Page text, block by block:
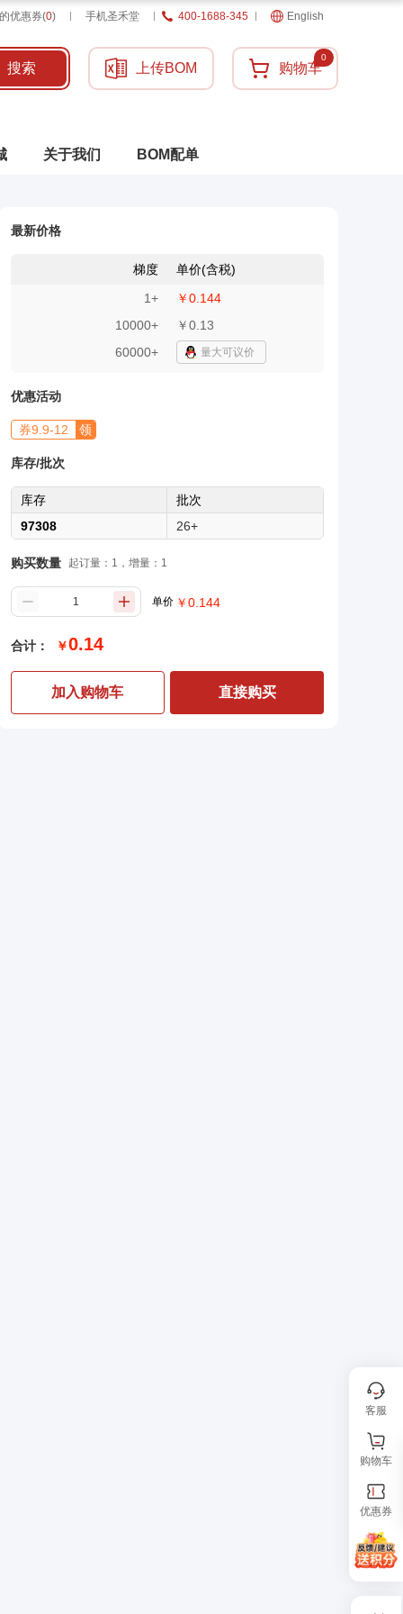
优惠券(0) 手机圣禾堂 400-1688-345 English
搜索 上传BOM 购物车
0
关于我们 BOM配单
最新价格
梯度
单价(含税)
1+
￥0.144
10000+
￥0.13
60000+
量大可议价
优惠活动
券9.9-12 领
库存/批次
库存
批次
97308
26+
购买数量 起订量：1，增量：1
单价 ￥0.144
合计： ￥0.14
加入购物车 直接购买
客服
购物车
优惠券